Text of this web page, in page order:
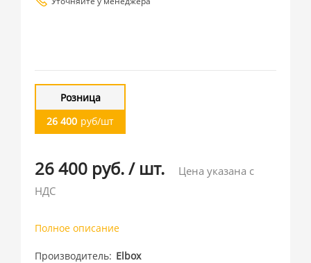
Розница
26 400 руб/шт
26 400 руб./ шт.
Цена указана с
НДС
Полное описание
Производитель Elbox